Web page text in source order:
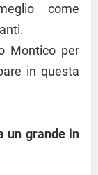
come
Montico per
in questa
un grande in